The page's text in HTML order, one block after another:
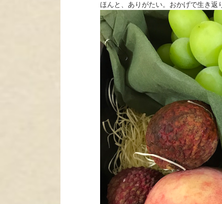
ほんと、ありがたい。おかげで生き返